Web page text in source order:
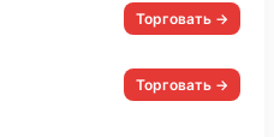
Торговать →
Торговать →